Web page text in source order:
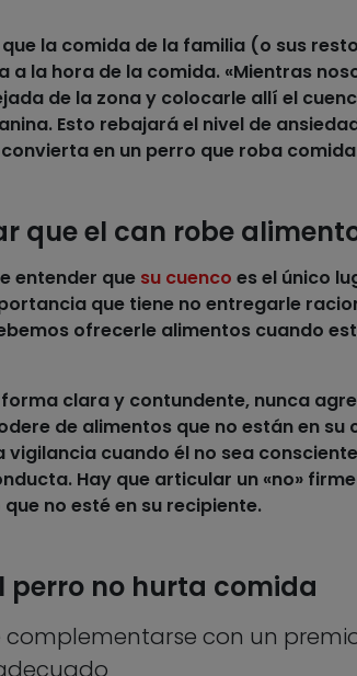
la comidade la familia (o sus
a la hora de la comida. «Mientras
de la zona y colocarle allí el
Esto rebajará el nivel de
en un perro que roba comida
que el can robe
entender que su cuenco es el único
que tiene no entregarle
ofrecerle alimentos cuando
clara y contundente, nunca
de alimentosque no están en su
vigilancia cuando él no sea
Hay que articular un «no»
que no esté en su recipiente.
perro no hurta comida
complementarse con un